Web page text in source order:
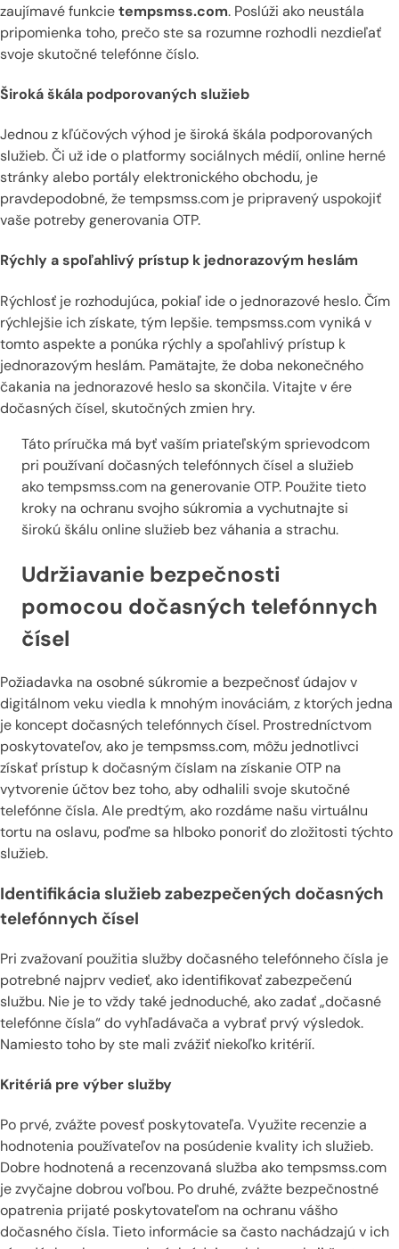
zaujímavé funkcietempsmss.com. Poslúži ako neustála
pripomienka toho, prečo ste sa rozumne rozhodli nezdieľať
svoje skutočné telefónne číslo.
Široká škála podporovaných služieb
Jednou z kľúčových výhod je široká škála podporovaných
služieb. Či už ide o platformy sociálnych médií, online herné
stránky alebo portály elektronického obchodu, je
pravdepodobné, že tempsmss.com je pripravený uspokojiť
vaše potreby generovania OTP.
Rýchly a spoľahlivý prístup k jednorazovým heslám
Rýchlosť je rozhodujúca, pokiaľ ide o jednorazové heslo. Čím
rýchlejšie ich získate, tým lepšie. tempsmss.com vyniká v
tomto aspekte a ponúka rýchly a spoľahlivý prístup k
jednorazovým heslám. Pamätajte, že doba nekonečného
čakania na jednorazové heslo sa skončila. Vitajte v ére
dočasných čísel, skutočných zmien hry.
Táto príručka má byť vaším priateľským sprievodcom
pri používaní dočasných telefónnych čísel a služieb
ako tempsmss.com na generovanie OTP. Použite tieto
kroky na ochranu svojho súkromia a vychutnajte si
širokú škálu online služieb bez váhania a strachu.
Udržiavanie bezpečnosti
pomocou dočasných telefónnych
čísel
Požiadavka na osobné súkromie a bezpečnosť údajov v
digitálnom veku viedla k mnohým inováciám, z ktorých jedna
je koncept dočasných telefónnych čísel. Prostredníctvom
poskytovateľov, ako je tempsmss.com, môžu jednotlivci
získať prístup k dočasným číslam na získanie OTP na
vytvorenie účtov bez toho, aby odhalili svoje skutočné
telefónne čísla. Ale predtým, ako rozdáme našu virtuálnu
tortu na oslavu, poďme sa hlboko ponoriť do zložitosti týchto
služieb.
Identifikácia služieb zabezpečených dočasných
telefónnych čísel
Pri zvažovaní použitia služby dočasného telefónneho čísla je
potrebné najprv vedieť, ako identifikovať zabezpečenú
službu. Nie je to vždy také jednoduché, ako zadať „dočasné
telefónne čísla“ do vyhľadávača a vybrať prvý výsledok.
Namiesto toho by ste mali zvážiť niekoľko kritérií.
Kritériá pre výber služby
Po prvé, zvážte povesť poskytovateľa. Využite recenzie a
hodnotenia používateľov na posúdenie kvality ich služieb.
Dobre hodnotená a recenzovaná služba ako tempsmss.com
je zvyčajne dobrou voľbou. Po druhé, zvážte bezpečnostné
opatrenia prijaté poskytovateľom na ochranu vášho
dočasného čísla. Tieto informácie sa často nachádzajú v ich